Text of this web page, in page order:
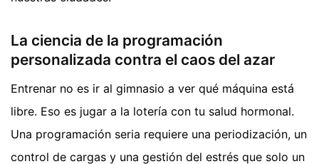
La ciencia de la programación
personalizada contra el caos del azar
Entrenar no es ir al gimnasio a ver qué máquina está
libre. Eso es jugar a la lotería con tu salud hormonal.
Una programación seria requiere una periodización, un
control de cargas y una gestión del estrés que solo un